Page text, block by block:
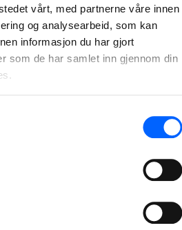
vårt, med partnerne våre innen
og analysearbeid, som kan
informasjon du har gjort
som de har samlet inn gjennom din
renseanlegg sammen med